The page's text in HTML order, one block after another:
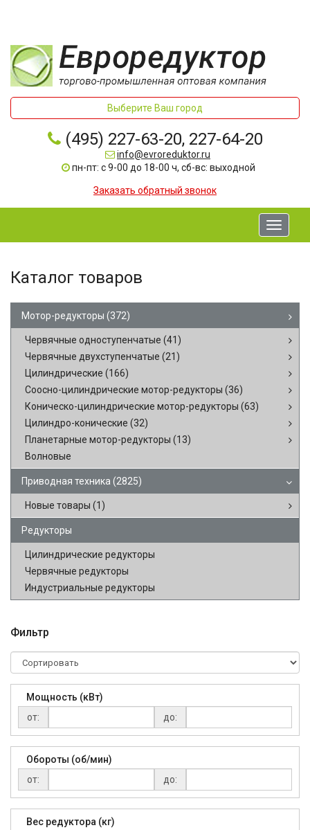
Выберите Ваш город
(495) 227-63-20, 227-64-20
info@evroreduktor.ru
пн-пт: с 9-00 до 18-00 ч, сб-вс: выходной
Заказать обратный звонок
Toggle
Каталог товаров
Мотор-редукторы (372)
Червячные одноступенчатые (41)
Червячные двухступенчатые (21)
Цилиндрические (166)
Соосно-цилиндрические мотор-редукторы (36)
Коническо-цилиндрические мотор-редукторы (63)
Цилиндро-конические (32)
Планетарные мотор-редукторы (13)
Волновые
Приводная техника (2825)
Новые товары (1)
Редукторы
Цилиндрические редукторы
Червячные редукторы
Индустриальные редукторы
Фильтр
Мощность (кВт)
от:
до:
Обороты (об/мин)
от:
до:
Вес редуктора (кг)